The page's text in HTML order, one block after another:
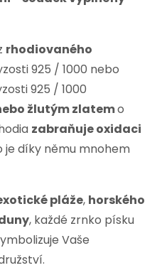
rhodiovaného
925 / 1000 nebo
925 / 1000
žlutým zlatemo
zabraňuje oxidaci
je díky němu mnohem
pláže, horského
, každé zrnko písku
Vaše